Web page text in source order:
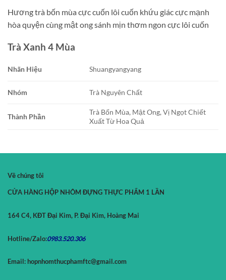
Hương trà bốn mùa cực cuốn lôi cuốn khứu giác cực mạnh
hòa quyện cùng mật ong sánh mịn thơm ngon cực lôi cuốn
Trà Xanh 4 Mùa
Nhãn Hiệu Shuangyangyang
Nhóm Trà Nguyên Chất
Thành Phần
Trà Bốn Mùa, Mật Ong, Vị Ngọt Chiết
Xuất Từ Hoa Quả
Về chúng tôi
CỬA HÀNG HỘP NHÔM ĐỰNG THỰC PHẨM 1 LẦN
164 C4, KĐT Đại Kim, P. Đại Kim, Hoàng Mai
Hotline/Zalo:0983.520.306
Email: hopnhomthucphamftc@gmail.com